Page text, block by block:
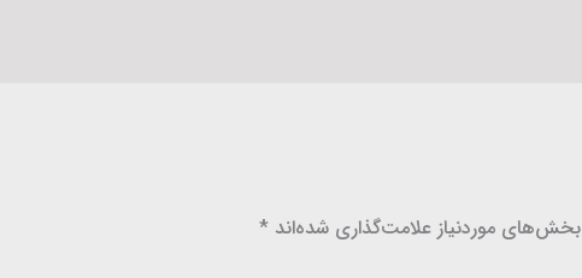
بخش‌های موردنیاز علامت‌گذاری شده‌اند *